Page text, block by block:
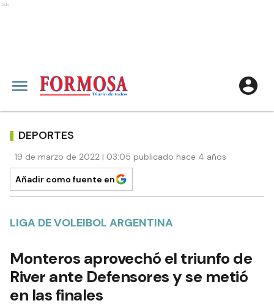
Ads
DEPORTES
19 de marzo de 2022 | 03:05 publicado hace 4 años
Añadir como fuente en
LIGA DE VOLEIBOL ARGENTINA
Monteros aprovechó el triunfo de
River ante Defensores y se metió
en las finales